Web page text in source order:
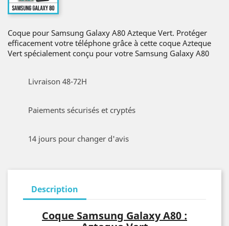
Coque pour Samsung Galaxy A80 Azteque Vert. Protéger
efficacement votre téléphone grâce à cette coque Azteque
Vert spécialement conçu pour votre Samsung Galaxy A80
Livraison 48-72H
Paiements sécurisés et cryptés
14 jours pour changer d'avis
Description
Coque Samsung Galaxy A80 :